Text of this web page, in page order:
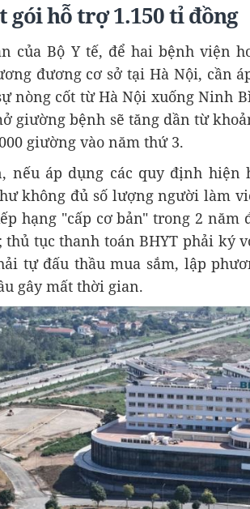
gói hỗ trợ 1.150 tỉ đồng
của Bộ Y tế, để hai bệnh viện
đương cơ sở tại Hà Nội, cần
nòng cốt từ Hà Nội xuống Ninh
giường bệnh sẽ tăng dần từ
giường vào năm thứ 3.
nếu áp dụng các quy định hiện
không đủ số lượng người làm
hạng "cấp cơ bản" trong 2
thủ tục thanh toán BHYT phải ký
tự đấu thầu mua sắm, lập
gây mất thời gian.